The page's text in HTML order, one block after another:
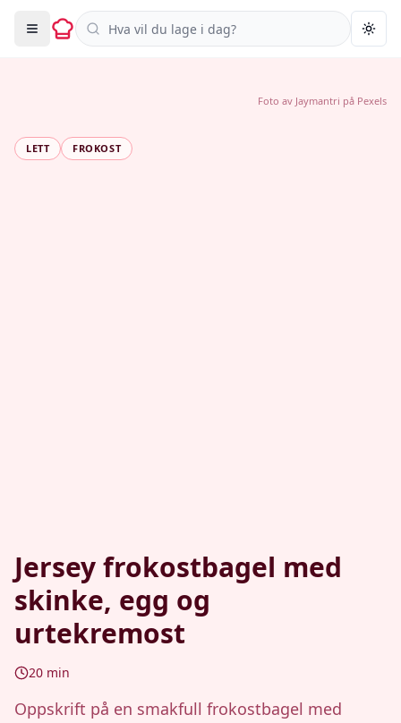
Søk i oppskrifter
LETT FROKOST
Jersey frokostbagel med
skinke, egg og
urtekremost
20 min
Oppskrift på en smakfull frokostbagel med
Foto av Jaymantri på Pexels